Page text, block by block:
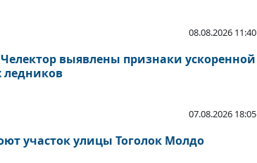
08.08.2026 11:40
выявлены признаки ускоренной
ледников
07.08.2026 18:05
участок улицы Тоголок Молдо